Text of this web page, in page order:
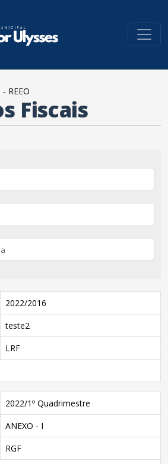
- REEO
Fiscais
2022/2016
teste2
LRF
2022/1º Quadrimestre
ANEXO - I
RGF